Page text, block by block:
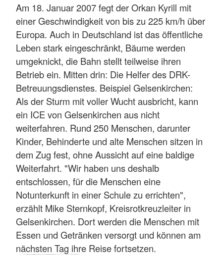
Am 18. Januar 2007 fegt der Orkan Kyrill mit
einer Geschwindigkeit von bis zu 225 km/h über
Europa. Auch in Deutschland ist das öffentliche
Leben stark eingeschränkt, Bäume werden
umgeknickt, die Bahn stellt teilweise ihren
Betrieb ein. Mitten drin: Die Helfer des DRK-
Betreuungsdienstes. Beispiel Gelsenkirchen:
Als der Sturm mit voller Wucht ausbricht, kann
ein ICE von Gelsenkirchen aus nicht
weiterfahren. Rund 250 Menschen, darunter
Kinder, Behinderte und alte Menschen sitzen in
dem Zug fest, ohne Aussicht auf eine baldige
Weiterfahrt. "Wir haben uns deshalb
entschlossen, für die Menschen eine
Notunterkunft in einer Schule zu errichten",
erzählt Mike Sternkopf, Kreisrotkreuzleiter in
Gelsenkirchen. Dort werden die Menschen mit
Essen und Getränken versorgt und können am
nächsten Tag ihre Reise fortsetzen.